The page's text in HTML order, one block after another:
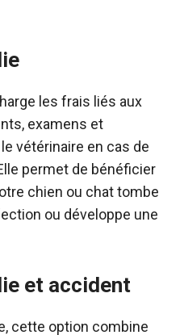
les frais liés aux
examens et
vétérinaire en cas de
permet de bénéficier
chien ou chat tombe
ou développe une
et accident
cette option combine